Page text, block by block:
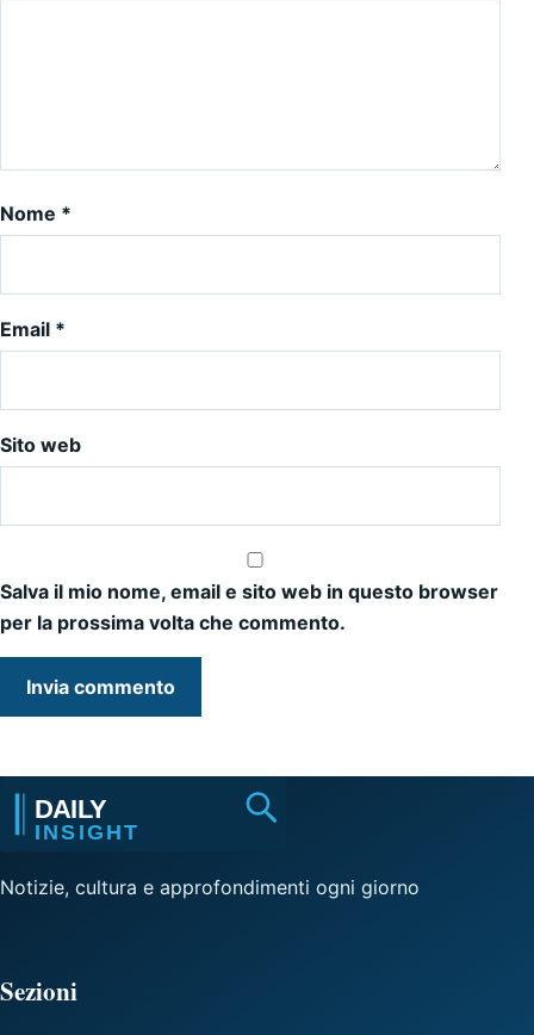
Nome *
Email *
Sito web
Salva il mio nome, email e sito web in questo browser
per la prossima volta che commento.
Notizie, cultura e approfondimenti ogni giorno
Sezioni